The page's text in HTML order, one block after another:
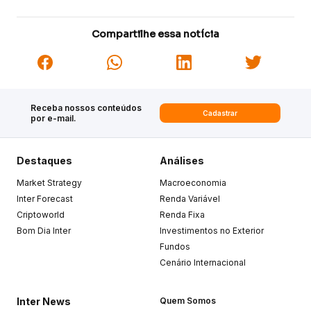
Compartilhe essa notícia
Receba nossos conteúdos
por e-mail.
Cadastrar
Destaques
Market Strategy
Inter Forecast
Criptoworld
Bom Dia Inter
Análises
Macroeconomia
Renda Variável
Renda Fixa
Investimentos no Exterior
Fundos
Cenário Internacional
Inter News Quem Somos